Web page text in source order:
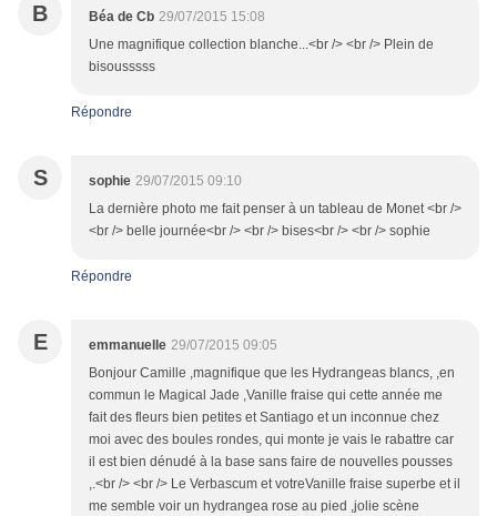
B Béa de Cb 29/07/2015 15:08
Une magnifique collection blanche...<br /> <br /> Plein de
bisousssss
Répondre
S sophie 29/07/2015 09:10
La dernière photo me fait penser à un tableau de Monet <br />
<br /> belle journée<br /> <br /> bises<br /> <br /> sophie
Répondre
E emmanuelle 29/07/2015 09:05
Bonjour Camille ,magnifique que les Hydrangeas blancs, ,en
commun le Magical Jade ,Vanille fraise qui cette année me
fait des fleurs bien petites et Santiago et un inconnue chez
moi avec des boules rondes, qui monte je vais le rabattre car
il est bien dénudé à la base sans faire de nouvelles pousses
,.<br /> <br /> Le Verbascum et votreVanille fraise superbe et il
me semble voir un hydrangea rose au pied ,jolie scène